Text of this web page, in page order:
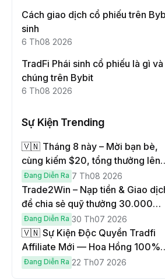
Cách giao dịch cổ phiếu trên
sinh
6 Th08 2026
TradFi Phái sinh cổ phiếu là gì
chúng trên Bybit
6 Th08 2026
Sự Kiện Trending
🇻🇳 Tháng 8 này – Mời bạn bè,
cùng kiếm $20, tổng thưởng lên
đến $1,000
Đang Diễn Ra 7 Th08 2026
Trade2Win – Nạp tiền & Giao
để chia sẻ quỹ thưởng 30.000
USDT
Đang Diễn Ra 30 Th07 2026
🇻🇳 Sự Kiện Độc Quyền Tradfi
Affiliate Mới — Hoa Hồng 100%
Hoàn Phí Qua Đêm
Đang Diễn Ra 22 Th07 2026